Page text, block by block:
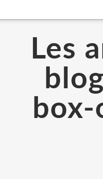
Les